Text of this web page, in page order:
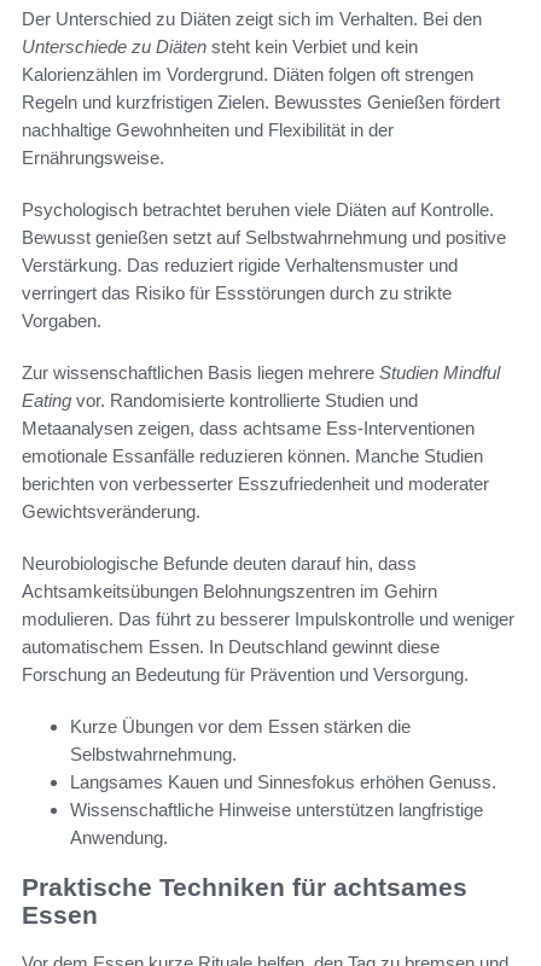
Der Unterschied zu Diäten zeigt sich im Verhalten. Bei den
Unterschiede zu Diäten steht kein Verbiet und kein
Kalorienzählen im Vordergrund. Diäten folgen oft strengen
Regeln und kurzfristigen Zielen. Bewusstes Genießen fördert
nachhaltige Gewohnheiten und Flexibilität in der
Ernährungsweise.
Psychologisch betrachtet beruhen viele Diäten auf Kontrolle.
Bewusst genießen setzt auf Selbstwahrnehmung und positive
Verstärkung. Das reduziert rigide Verhaltensmuster und
verringert das Risiko für Essstörungen durch zu strikte
Vorgaben.
Zur wissenschaftlichen Basis liegen mehrere Studien Mindful
Eating vor. Randomisierte kontrollierte Studien und
Metaanalysen zeigen, dass achtsame Ess-Interventionen
emotionale Essanfälle reduzieren können. Manche Studien
berichten von verbesserter Esszufriedenheit und moderater
Gewichtsveränderung.
Neurobiologische Befunde deuten darauf hin, dass
Achtsamkeitsübungen Belohnungszentren im Gehirn
modulieren. Das führt zu besserer Impulskontrolle und weniger
automatischem Essen. In Deutschland gewinnt diese
Forschung an Bedeutung für Prävention und Versorgung.
Kurze Übungen vor dem Essen stärken die
Selbstwahrnehmung.
Langsames Kauen und Sinnesfokus erhöhen Genuss.
Wissenschaftliche Hinweise unterstützen langfristige
Anwendung.
Praktische Techniken für achtsames
Essen